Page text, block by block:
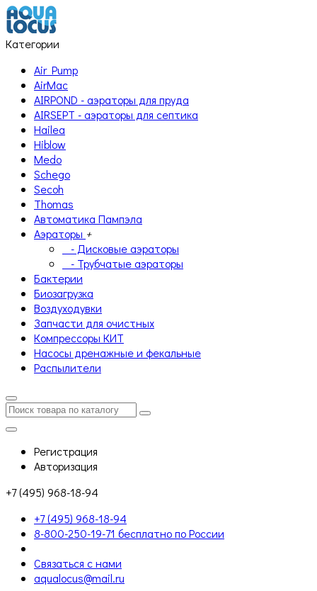
Категории
Air Pump
AirMac
AIRPOND - аэраторы для пруда
AIRSEPT - аэраторы для септика
Hailea
Hiblow
Medo
Schego
Secoh
Thomas
Автоматика Пампэла
Аэраторы +
- Дисковые аэраторы
- Трубчатые аэраторы
Бактерии
Биозагрузка
Воздуходувки
Запчасти для очистных
Компрессоры КИТ
Насосы дренажные и фекальные
Распылители
Регистрация
Авторизация
+7 (495) 968-18-94
+7 (495) 968-18-94
8-800-250-19-71 бесплатно по России
Связаться с нами
aqualocus@mail.ru